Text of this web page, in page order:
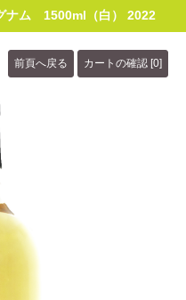
ム 1500ml（白） 2022